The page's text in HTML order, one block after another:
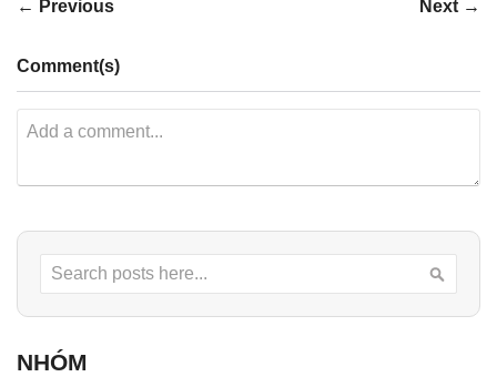
← Previous Next →
Comment(s)
Search
NHÓM